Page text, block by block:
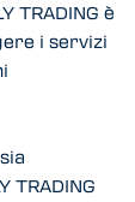
TRADING è
i servizi
TRADING